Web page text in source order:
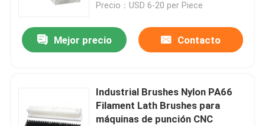
Productos
Precio：USD 6-20 per Piece
Mejor precio Contacto
Industrial Brushes Nylon PA66
Filament Lath Brushes para
máquinas de punción CNC